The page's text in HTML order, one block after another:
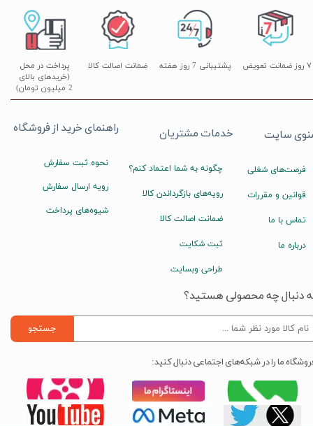
پشتیبانی 7 روز هفته
پرداخت در محل
(خریدهای بالای
2 میلیون تومان)
۷ روز ضمانت تعویض ضمانت اصالت کالا
راهنمای خرید از فروشگاه
نحوه ثبت سفارش
رویه ارسال سفارش
شیوه‌های پرداخت
خدمات مشتریان
چگونه به شما اعتماد کنم؟
رویه‌های بازگرداندن کالا
ضمانت اصالت کالا
ثبت شکایت
طراحی وبسایت
سایت
فرصت‌های شغلی
قوانین و مقررات
تماس با ما
درباره ما
دنبال چه محصولی هستید؟
جستجو
ما را در شبکه‌های اجتماعی دنبال کنید: